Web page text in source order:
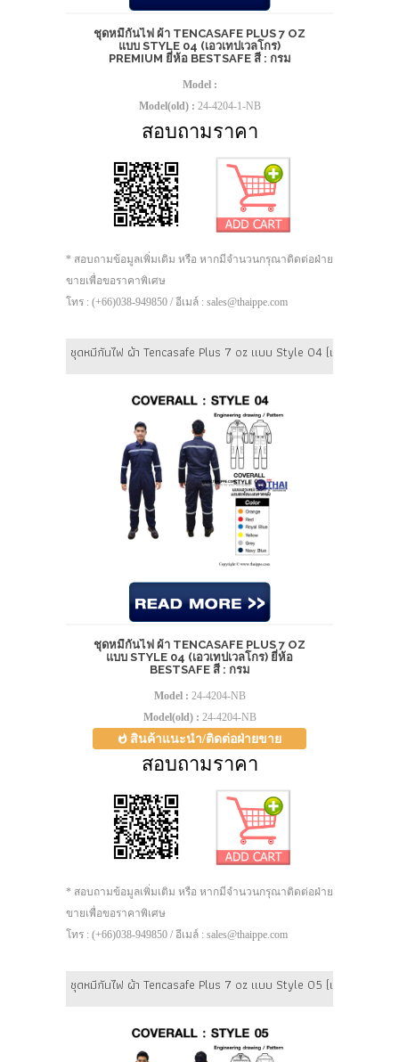
ชุดหมีกันไฟ ผ้า TENCASAFE PLUS 7 OZ
แบบ STYLE 04 (เอวเทปเวลโกร)
PREMIUM ยี่ห้อ BESTSAFE สี : กรม
Model :
Model(old) : 24-4204-1-NB
สอบถามราคา
* สอบถามข้อมูลเพิ่มเติม หรือ หากมีจำนวนกรุณาติดต่อฝ่าย
ขายเพื่อขอราคาพิเศษ
โทร : (+66)038-949850 / อีเมล์ : sales@thaippe.com
ชุดหมีกันไฟ ผ้า Tencasafe Plus 7 oz แบบ Style 04 (เอวเทปเวลโ
ชุดหมีกันไฟ ผ้า TENCASAFE PLUS 7 OZ
แบบ STYLE 04 (เอวเทปเวลโกร) ยี่ห้อ
BESTSAFE สี : กรม
Model : 24-4204-NB
Model(old) : 24-4204-NB
สินค้าแนะนำ/ติดต่อฝ่ายขาย
สอบถามราคา
* สอบถามข้อมูลเพิ่มเติม หรือ หากมีจำนวนกรุณาติดต่อฝ่าย
ขายเพื่อขอราคาพิเศษ
โทร : (+66)038-949850 / อีเมล์ : sales@thaippe.com
ชุดหมีกันไฟ ผ้า Tencasafe Plus 7 oz แบบ Style 05 (เอวจั๊ม)